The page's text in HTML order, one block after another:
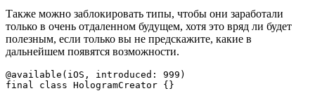
Также можно заблокировать типы, чтобы они заработали
только в очень отдаленном будущем, хотя это вряд ли будет
полезным, если только вы не предскажите, какие в
дальнейшем появятся возможности.
@available(iOS, introduced: 999)
final class HologramCreator {}